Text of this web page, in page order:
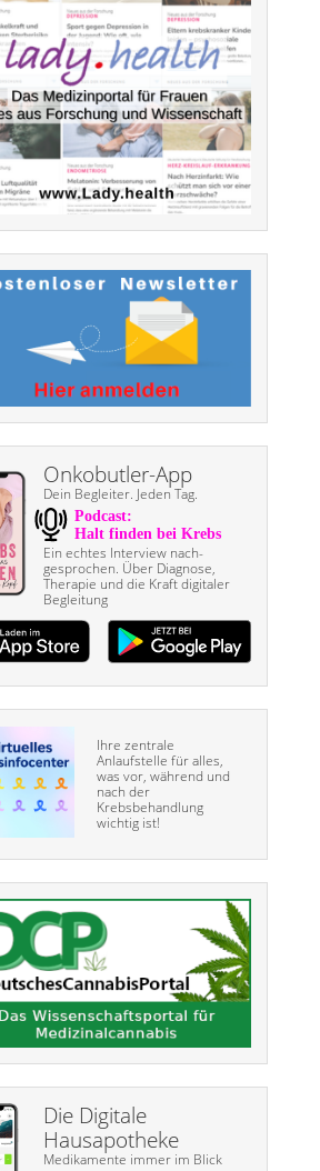
Onkobutler-App
Dein Begleiter. Jeden Tag.
Ein echtes Interview nach­
gesprochen. Über Diagnose,
Therapie und die Kraft digitaler
Begleitung
Ihre zentrale
Anlaufstelle für alles,
was vor, während und
nach der
Krebsbehandlung
wichtig ist!
Die Digitale
Hausapotheke
Medikamente immer im Blick